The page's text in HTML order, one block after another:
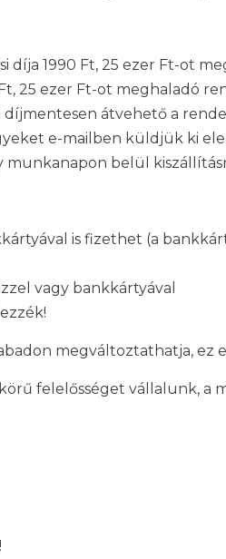
díja 1990 Ft, 25 ezer Ft-ot
25 ezer Ft-ot meghaladó
átvehető a
e-mailben küldjük ki
belül
is fizethet (a
vagy bankkártyával
megváltoztathatja, ez
felelősséget vállalunk, a